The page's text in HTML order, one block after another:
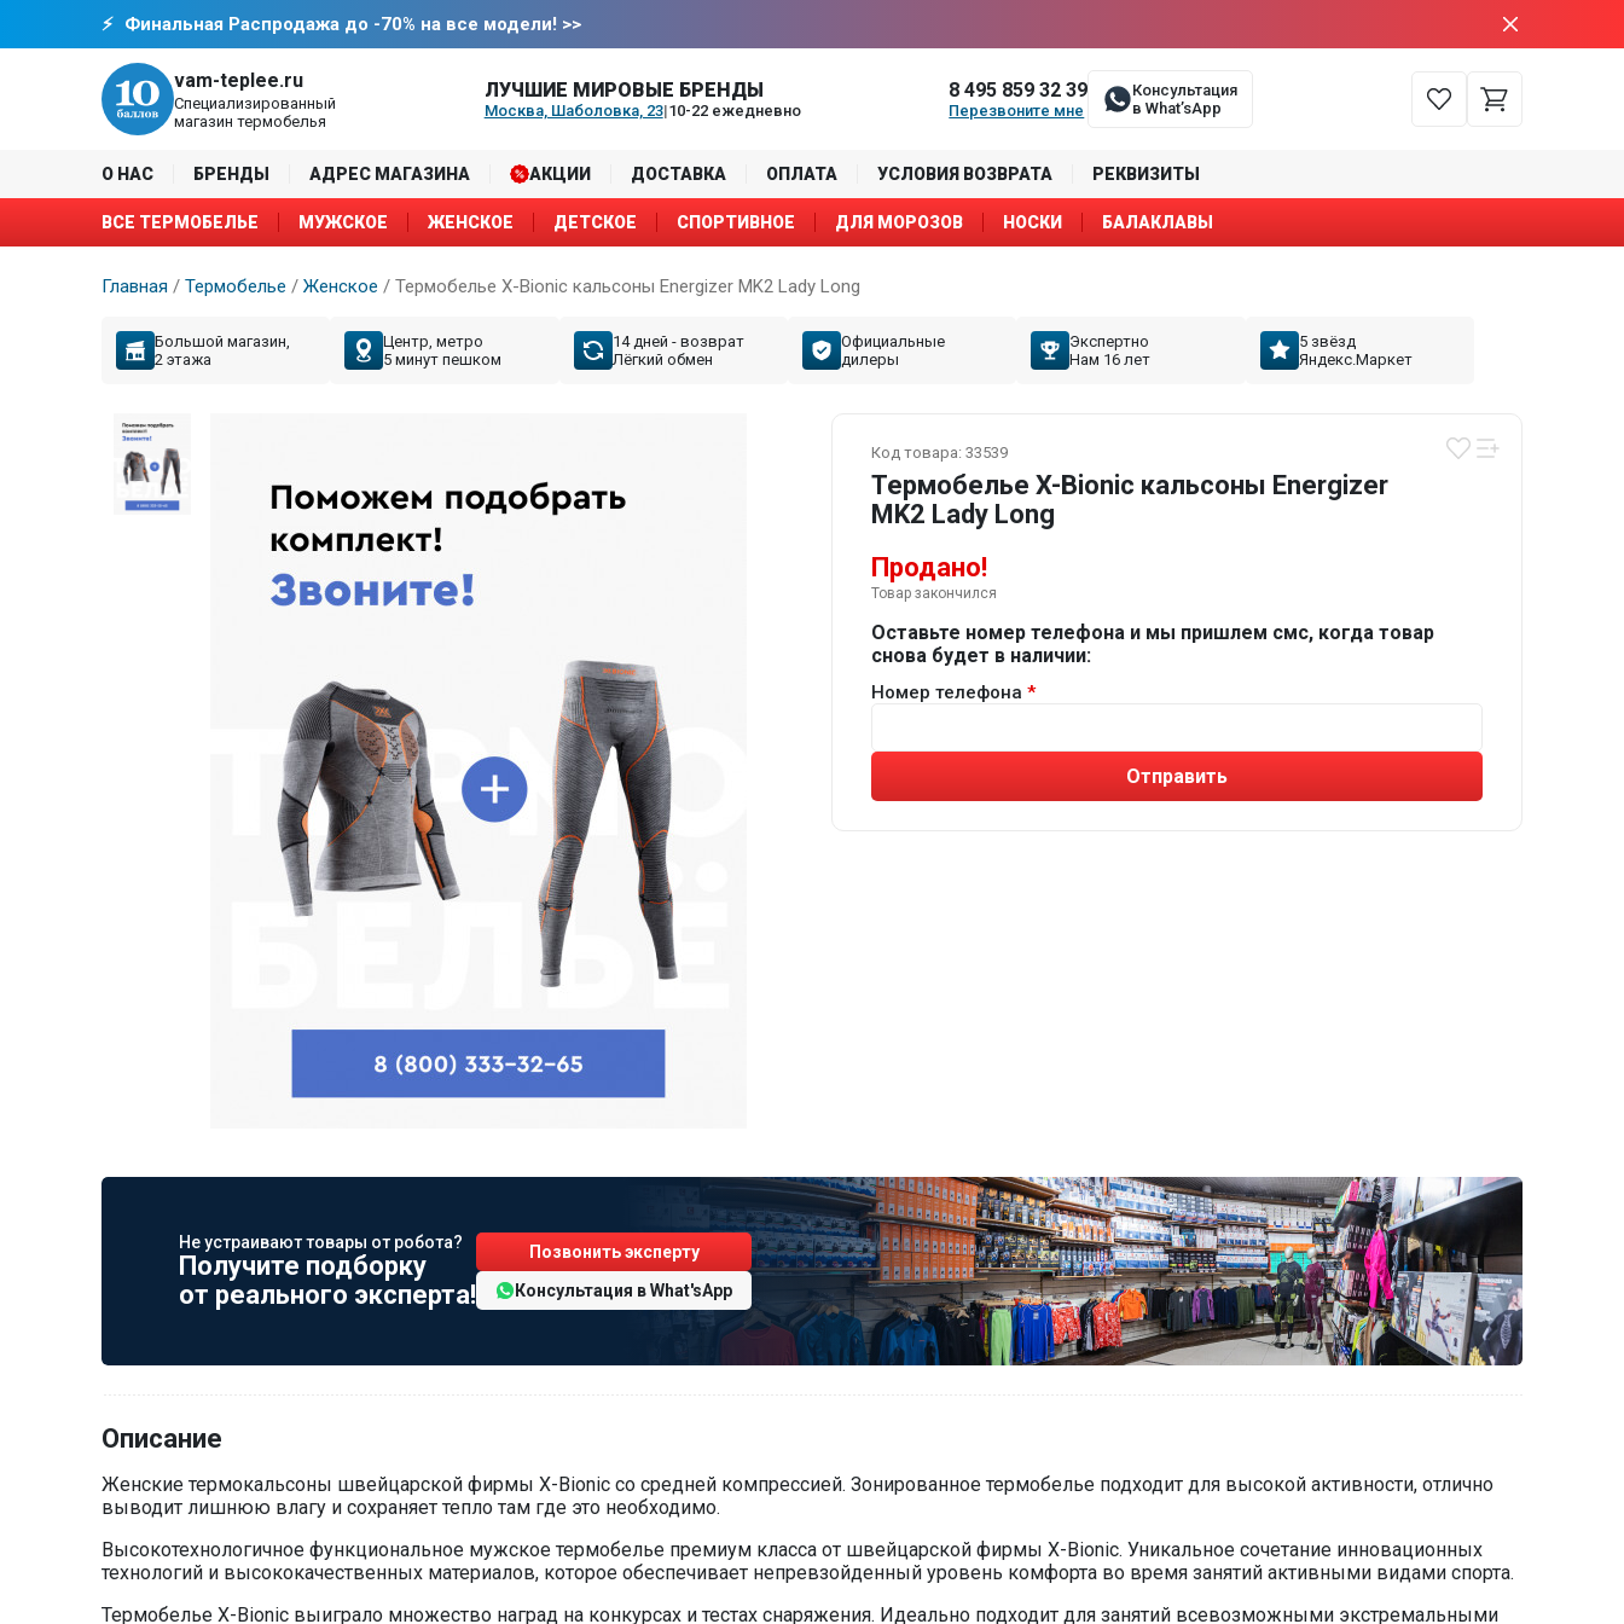
Финальная Распродажа до -70% на все модели! >>
vam-teplee.ru
Специализированный
магазин термобелья
ЛУЧШИЕ МИРОВЫЕ БРЕНДЫ
Москва, Шаболовка, 23|10-22 ежедневно
8 495 859 32 39
Перезвоните мне
Консультация
в What’sApp
О НАС БРЕНДЫ АДРЕС МАГАЗИНА АКЦИИ ДОСТАВКА ОПЛАТА УСЛОВИЯ ВОЗВРАТА РЕКВИЗИТЫ
ВСЕ ТЕРМОБЕЛЬЕ МУЖСКОЕ ЖЕНСКОЕ ДЕТСКОЕ СПОРТИВНОЕ ДЛЯ МОРОЗОВ НОСКИ БАЛАКЛАВЫ
Главная / Термобелье / Женское / Термобелье X-Bionic кальсоны Energizer MK2 Lady Long
Большой магазин,
2 этажа
Центр, метро
5 минут пешком
14 дней - возврат
Лёгкий обмен
Официальные
дилеры
Экспертно
Нам 16 лет
5 звёзд
Яндекс.Маркет
Код товара: 33539
Термобелье X-Bionic кальсоны Energizer
MK2 Lady Long
Продано!
Товар закончился
Оставьте номер телефона и мы пришлем смс, когда товар
снова будет в наличии:
Номер телефона
Отправить
Не устраивают товары от робота?
Получите подборку
от реального эксперта!
Позвонить эксперту
Консультация вWhat'sApp
Описание
Женские термокальсоны швейцарской фирмы X-Bionic со средней компрессией. Зонированное термобелье подходит для высокой активности, отлично
выводит лишнюю влагу и сохраняет тепло там где это необходимо.
Высокотехнологичное функциональное мужское термобелье премиум класса от швейцарской фирмы X-Bionic. Уникальное сочетание инновационных
технологий и высококачественных материалов, которое обеспечивает непревзойденный уровень комфорта во время занятий активными видами спорта.
Термобелье X-Bionic выиграло множество наград на конкурсах и тестах снаряжения. Идеально подходит для занятий всевозможными экстремальными